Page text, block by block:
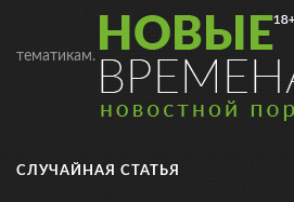
тематикам.
СЛУЧАЙНАЯ СТАТЬЯ